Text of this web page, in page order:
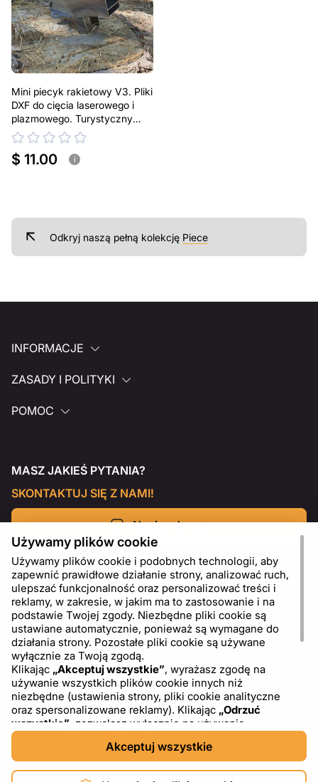
Mini piecyk rakietowy V3. Pliki
DXF do cięcia laserowego i
plazmowego. Turystyczny
turbopiecyk na drewno
$ 11.00 i
Odkryj naszą pełną kolekcję Piece
INFORMACJE
ZASADY I POLITYKI
POMOC
MASZ JAKIEŚ PYTANIA?
SKONTAKTUJ SIĘ Z NAMI!
Napisz do nas
PL USD - US Dollar ($)
Używamy plików cookie
Używamy plików cookie i podobnych technologii, aby
zapewnić prawidłowe działanie strony, analizować ruch,
ulepszać funkcjonalność oraz personalizować treści i
reklamy, w zakresie, w jakim ma to zastosowanie i na
podstawie Twojej zgody. Niezbędne pliki cookie są
ustawiane automatycznie, ponieważ są wymagane do
działania strony. Pozostałe pliki cookie są używane
wyłącznie za Twoją zgodą.
Klikając „Akceptuj wszystkie”, wyrażasz zgodę na
używanie wszystkich plików cookie innych niż
niezbędne (ustawienia strony, pliki cookie analityczne
oraz spersonalizowane reklamy). Klikając „Odrzuć
wszystkie” , zezwalasz wyłącznie na używanie
niezbędnych plików cookie. Klikając
, możesz wybrać, które kategorie plików cookie
chcesz zaakceptować lub zablokować. Możesz w
dowolnym momencie zmienić lub wycofać swoją zgodę,
Akceptuj wszystkie